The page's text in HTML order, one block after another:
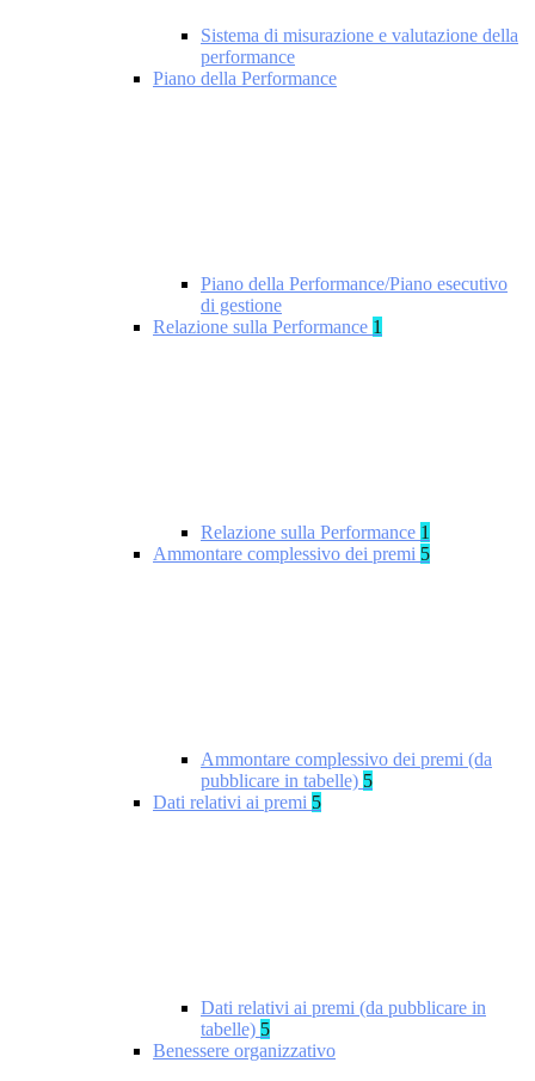
Sistema di misurazione e valutazione della
performance
Piano della Performance
Piano della Performance/Piano esecutivo
di gestione
Relazione sulla Performance 1
Relazione sulla Performance 1
Ammontare complessivo dei premi 5
Ammontare complessivo dei premi (da
pubblicare in tabelle) 5
Dati relativi ai premi 5
Dati relativi ai premi (da pubblicare in
tabelle) 5
Benessere organizzativo